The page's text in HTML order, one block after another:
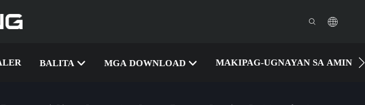
BALITA MGA DOWNLOAD MAKIPAG-UGNAYAN SA AMIN